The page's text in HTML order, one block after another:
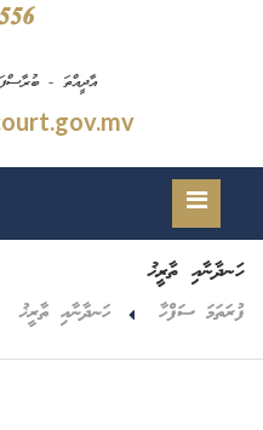
އާދީއްތަ - ބުރާސްފަތި 08:00 -
ހަނދާނާއި ތާރީޚު
ފުރަތަމަ ސަފްހާ ހަނދާނާއި ތާރީޚު